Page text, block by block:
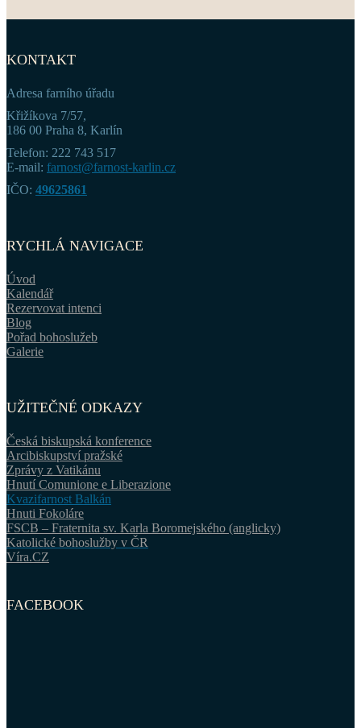
KONTAKT
Adresa farního úřadu
Křižíkova 7/57,
186 00 Praha 8, Karlín
Telefon: 222 743 517
E-mail: farnost@farnost-karlin.cz
IČO: 49625861
RYCHLÁ NAVIGACE
Úvod
Kalendář
Rezervovat intenci
Blog
Pořad bohoslužeb
Galerie
UŽITEČNÉ ODKAZY
Česká biskupská konference
Arcibiskupství pražské
Zprávy z Vatikánu
Hnutí Comunione e Liberazione
Kvazifarnost Balkán
Hnuti Fokoláre
FSCB – Fraternita sv. Karla Boromejského (anglicky)
Katolické bohoslužby v ČR
Víra.CZ
FACEBOOK